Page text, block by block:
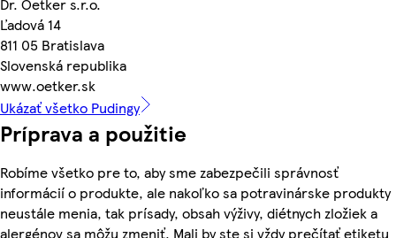
Dr. Oetker s.r.o.
Ľadová 14
811 05 Bratislava
Slovenská republika
www.oetker.sk
Ukázať všetko Pudingy
Príprava a použitie
Robíme všetko pre to, aby sme zabezpečili správnosť
informácií o produkte, ale nakoľko sa potravinárske produkty
neustále menia, tak prísady, obsah výživy, diétnych zložiek a
alergénov sa môžu zmeniť. Mali by ste si vždy prečítať etiketu